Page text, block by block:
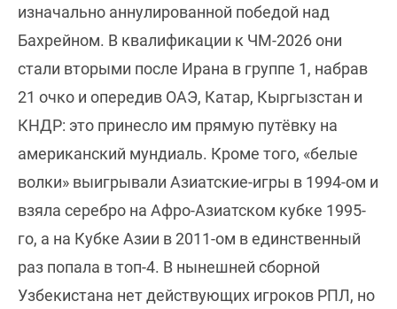
изначально аннулированной победой над
Бахрейном. В квалификации к ЧМ-2026 они
стали вторыми после Ирана в группе 1, набрав
21 очко и опередив ОАЭ, Катар, Кыргызстан и
КНДР: это принесло им прямую путёвку на
американский мундиаль. Кроме того, «белые
волки» выигрывали Азиатские-игры в 1994-ом и
взяла серебро на Афро-Азиатском кубке 1995-
го, а на Кубке Азии в 2011-ом в единственный
раз попала в топ-4. В нынешней сборной
Узбекистана нет действующих игроков РПЛ, но